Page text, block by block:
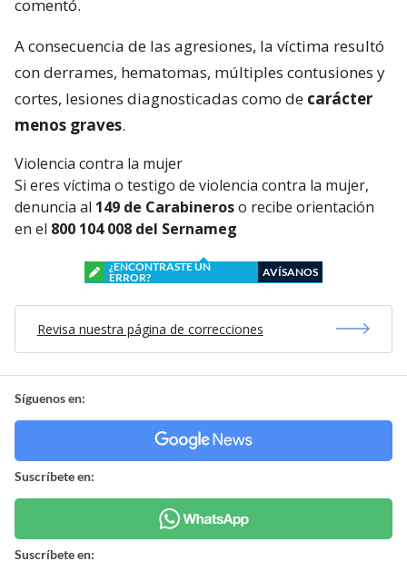
comentó.
A consecuencia de las agresiones, la víctima resultó
con derrames, hematomas, múltiples contusiones y
cortes, lesiones diagnosticadas como de carácter
menos graves.
Violencia contra la mujer
Si eres víctima o testigo de violencia contra la mujer,
denuncia al 149 de Carabineroso recibe orientación
en el 800 104 008 del Sernameg
¿ENCONTRASTE UN
ERROR?
AVÍSANOS
Revisa nuestra página de correcciones
Síguenos en:
Suscríbete en:
Suscríbete en: